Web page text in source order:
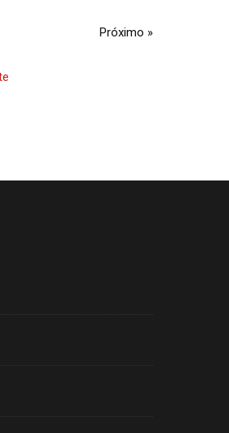
Próximo »